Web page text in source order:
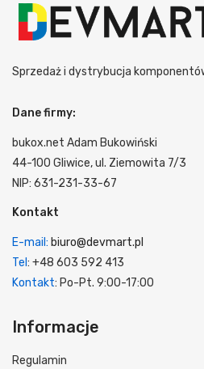
Sprzedaż i dystrybucja
Dane firmy:
bukox.net Adam Bukowiński
44-100 Gliwice, ul. Ziemowita 7/3
NIP: 631-231-33-67
Kontakt
E-mail: biuro@devmart.pl
Tel : +48 603 592 413
Kontakt: Po-Pt. 9:00-17:00
Informacje
Regulamin